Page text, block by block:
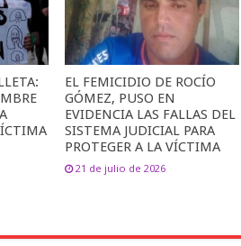
EL FEMICIDIO DE ROCÍO
GÓMEZ, PUSO EN
EVIDENCIA LAS FALLAS DEL
SISTEMA JUDICIAL PARA
PROTEGER A LA VÍCTIMA
21 de julio de 2026